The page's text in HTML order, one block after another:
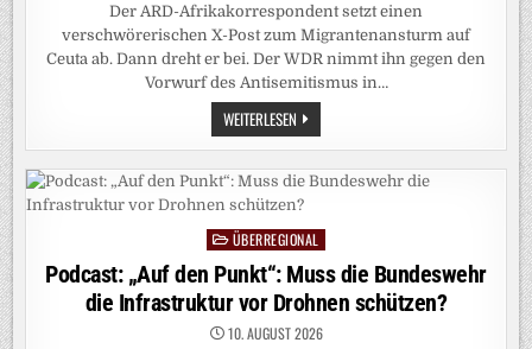
Der ARD-Afrikakorrespondent setzt einen
verschwörerischen X-Post zum Migrantenansturm auf
Ceuta ab. Dann dreht er bei. Der WDR nimmt ihn gegen den
Vorwurf des Antisemitismus in…
WEITERLESEN NACH
X-
POST
CEUTA:
WIE
DER
WDR
GEORG
RESTLE
IN
SCHUTZ
NIMMT
Posted
in
ÜBERREGIONAL
Podcast: „Auf den Punkt“: Muss die Bundeswehr
die Infrastruktur vor Drohnen schützen?
10. AUGUST 2026